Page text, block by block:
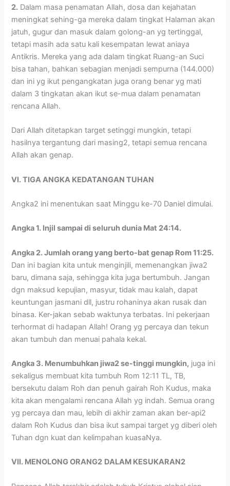
2. Dalam masa penamatan Allah, dosa dan kejahatan
meningkat sehing-ga mereka dalam tingkat Halaman akan
jatuh, gugur dan masuk dalam golong-an yg tertinggal,
tetapi masih ada satu kali kesempatan lewat aniaya
Antikris. Mereka yang ada dalam tingkat Ruang-an Suci
bisa tahan, bahkan sebagian menjadi sempurna (144.000)
dan ini yg ikut pengangkatan juga orang benar yg mati
dalam 3 tingkatan akan ikut se-mua dalam penamatan
rencana Allah.
Dari Allah ditetapkan target setinggi mungkin, tetapi
hasilnya tergantung dari masing2, tetapi semua rencana
Allah akan genap.
VI. TIGA ANGKA KEDATANGAN TUHAN
Angka2 ini menentukan saat Minggu ke-70 Daniel dimulai.
Angka 1. Injil sampai di seluruh dunia Mat 24:14.
Angka 2. Jumlah orang yang berto-bat genap Rom 11:25.
Dan ini bagian kita untuk menginjili, memenangkan jiwa2
baru, dimana saja, sehingga kita juga bertumbuh. Jangan
dgn maksud kepujian, masyur, tidak mau kalah, dapat
keuntungan jasmani dll, justru rohaninya akan rusak dan
binasa. Ker-jakan sebab waktunya terbatas. Ini pekerjaan
terhormat di hadapan Allah! Orang yg percaya dan tekun
akan tumbuh dan menuai pahala kekal.
Angka 3. Menumbuhkan jiwa2 se-tinggi mungkin, juga ini
sekaligus membuat kita tumbuh Rom 12:11 TL, TB,
bersekutu dalam Roh dan penuh gairah Roh Kudus, maka
kita akan mengalami rencana Allah yg indah. Semua orang
yg percaya dan mau, lebih di akhir zaman akan ber-api2
dalam Roh Kudus dan bisa ikut sampai target yg diberi oleh
Tuhan dgn kuat dan kelimpahan kuasaNya.
VII. MENOLONG ORANG2 DALAM KESUKARAN2